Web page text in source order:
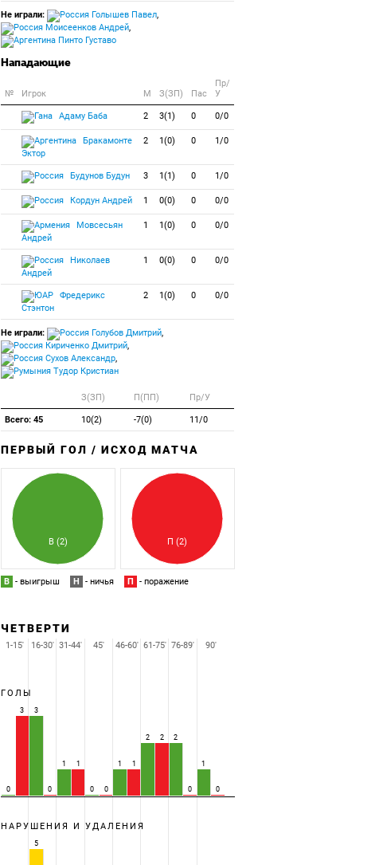
Не играли: Голышев Павел,
Моисеенков Андрей,
Пинто Густаво
Нападающие
№ Игрок M З(ЗП) Пас
Пр/
У
Адаму Баба 2 3(1) 0 0/0
Бракамонте
Эктор
2 1(0) 0 1/0
Будунов Будун 3 1(1) 0 1/0
Кордун Андрей 1 0(0) 0 0/0
Мовсесьян
Андрей
1 1(0) 0 0/0
Николаев
Андрей
1 0(0) 0 0/0
Фредерикс
Стэнтон
2 1(0) 0 0/0
Не играли: Голубов Дмитрий,
Кириченко Дмитрий,
Сухов Александр,
Тудор Кристиан
З(ЗП) П(ПП) Пр/У
Всего: 45 10(2) -7(0) 11/0
ПЕРВЫЙ ГОЛ / ИСХОД МАТЧА
В (2) П (2)
В - выигрыш Н - ничья П - поражение
ЧЕТВЕРТИ
ГОЛЫ
0
3 3
0
1 1
0 0
1 1
2 2 2
0
1
0
НАРУШЕНИЯ И УДАЛЕНИЯ
5
1-15' 16-30' 31-44' 45' 46-60' 61-75' 76-89' 90'